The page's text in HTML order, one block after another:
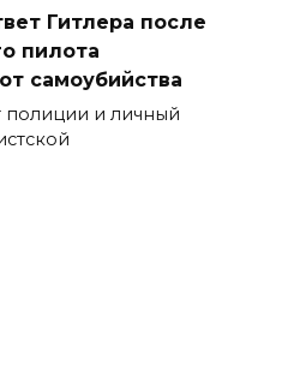
Гитлера после
пилота
самоубийства
полиции и личный